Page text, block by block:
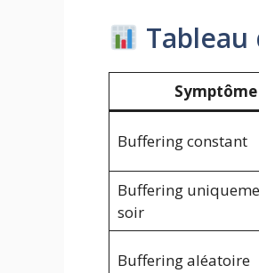
Tableau
Symptôme
Buffering constant
Buffering
soir
Buffering aléatoire